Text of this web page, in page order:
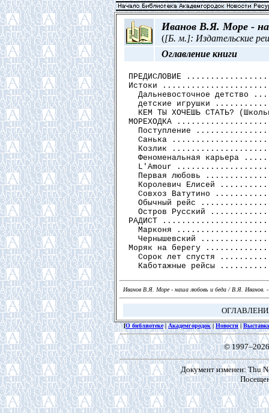
Иванов В.Я. Море -
([Б. м.]: Издательские
Оглавление книги
ПРЕДИСЛОВИЕ
Истоки
Дальневосточное детство
детские игрушки
КЕМ ТЫ ХОЧЕШЬ СТАТЬ?
МОРЕХОДКА
Поступление
Санька
Козлик
Феноменальная карьера
L'Amour
Первая любовь
Королевич Елисей
Совхоз Ватутино
Обычный рейс
Остров Русский
РАДИСТ
Марконя
Чернышевский
Моряк на берегу
Сорок лет спустя
Иванов В.Я. Море - наша любовь и беда / В.Я. Иванов.
[О библиотеке|Академгородок|Новости|
©
Документ изменен: Thu